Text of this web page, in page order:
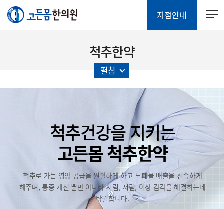
지점안내
척추한약
펼침
척추건강을 지키는
고든몸 척추한약
척추로 가는 영양 공급을 원활하게 하고노폐물 배출을 신속하게
해주며,통증 개선 뿐만 아니라 시림, 저림, 이상 감각을해결하는데
탁월합니다.